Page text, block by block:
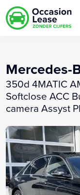
Mercedes-
350d 4MATIC
Softclose ACC
camera Assyst